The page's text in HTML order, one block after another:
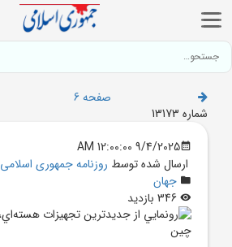
صفحه 6
شماره 13173
9/4/2025 12:00:00 AM
ارسال شده توسط روزنامه جمهوری اسلامی
جهان